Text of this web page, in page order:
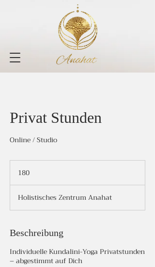
Privat Stunden
Online / Studio
180
Holistisches Zentrum Anahat
Beschreibung
Individuelle Kundalini-Yoga Privatstunden
– abgestimmt auf Dich